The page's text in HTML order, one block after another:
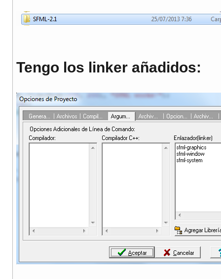
Tengo los linker añadidos: